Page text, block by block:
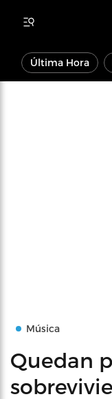
Última Hora
Música
Quedan